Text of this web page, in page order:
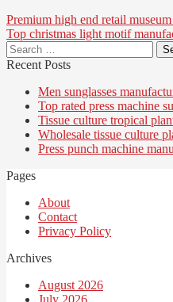
Post
navigation
Premium high end retail
Top christmas light motif
Search
for:
Recent Posts
Men sunglasses
Top rated press machine
Tissue culture tropical
Wholesale tissue culture
Press punch machine
Pages
About
Contact
Privacy Policy
Archives
August 2026
July 2026